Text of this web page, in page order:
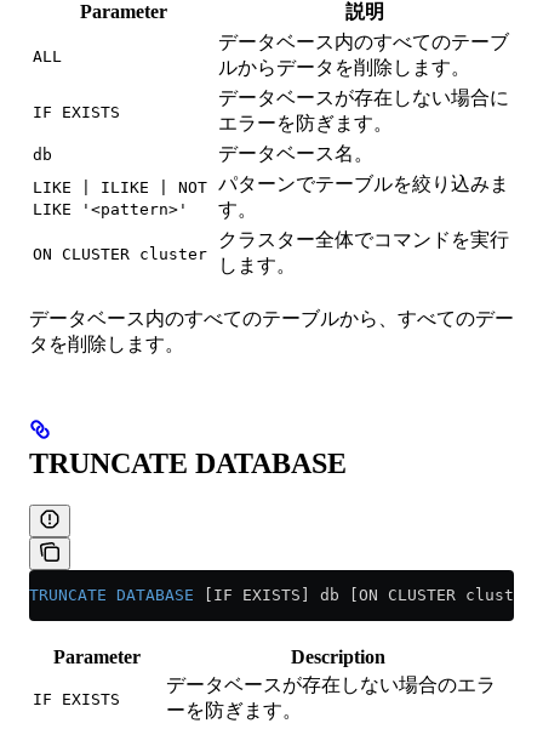
Parameter 説明
ALL
データベース内のすべてのテーブ
ルからデータを削除します。
IF EXISTS
データベースが存在しない場合に
エラーを防ぎます。
db データベース名。
LIKE | ILIKE | NOT
LIKE '<pattern>'
パターンでテーブルを絞り込みま
す。
ON CLUSTER cluster
クラスター全体でコマンドを実行
します。
データベース内のすべてのテーブルから、すべてのデー
タを削除します。
TRUNCATE DATABASE
TRUNCATE DATABASE [IF EXISTS] db [ON CLUSTER cluster]
Parameter Description
IF EXISTS
データベースが存在しない場合のエラ
ーを防ぎます。